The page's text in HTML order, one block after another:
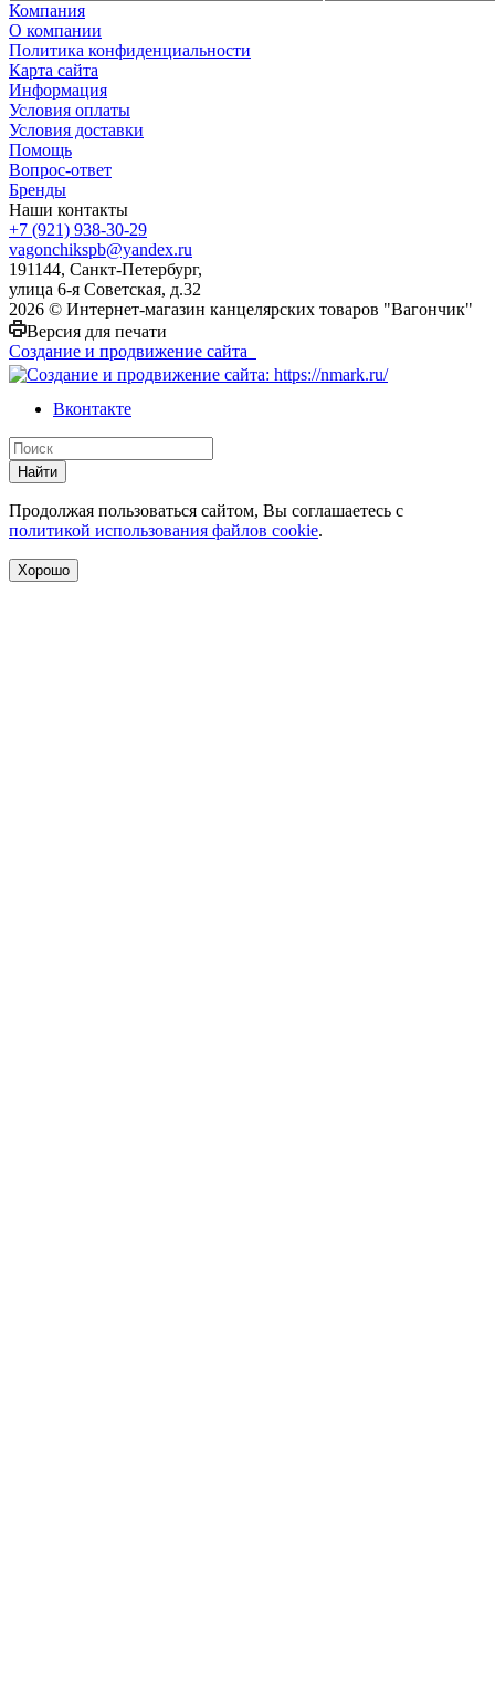
Компания
О компании
Политика конфиденциальности
Карта сайта
Информация
Условия оплаты
Условия доставки
Помощь
Вопрос-ответ
Бренды
Наши контакты
+7 (921) 938-30-29
vagonchikspb@yandex.ru
191144, Санкт-Петербург,
улица 6-я Советская, д.32
2026 © Интернет-магазин канцелярских товаров "Вагончик"
Версия для печати
Создание и продвижение сайта
Вконтакте
Найти
Продолжая пользоваться сайтом, Вы соглашаетесь с
политикой использования файлов cookie.
Хорошо